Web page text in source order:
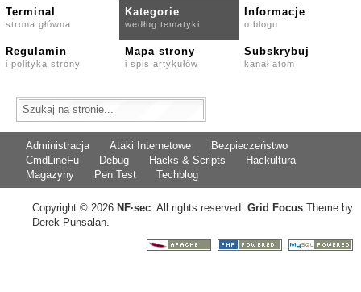
Terminal
strona główna
Kategorie
według tematyki
Informacje
o blogu
Regulamin
i polityka strony
Mapa strony
i spis artykułów
Subskrybuj
kanał atom
Administracja Ataki Internetowe
Bezpieczeństwo
CmdLineFu
Debug Hacks & Scripts
Hackultura
Magazyny
Pen Test Techblog
Copyright © 2026 NF·sec. All rights reserved. Grid Focus Theme by
Derek Punsalan.